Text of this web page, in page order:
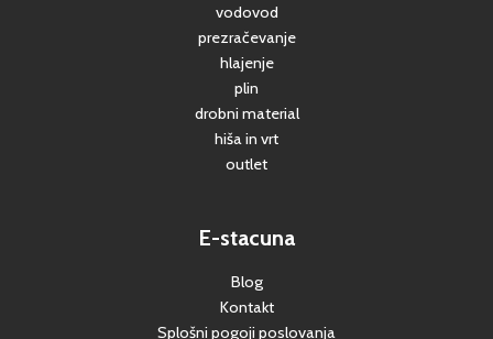
vodovod
prezračevanje
hlajenje
plin
drobni material
hiša in vrt
outlet
E-stacuna
Blog
Kontakt
Splošni pogoji poslovanja